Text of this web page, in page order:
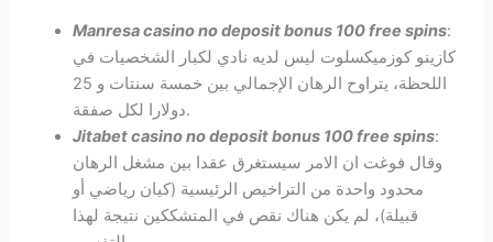
Manresa casino no deposit bonus 100 free spins:
كازينو كوزميكسلوت ليس لديه نادي لكبار الشخصيات في
اللحظة، يتراوح الرهان الإجمالي بين خمسة سنتات و 25
دولارا لكل صفقة.
Jitabet casino no deposit bonus 100 free spins:
وقال فوغت ان الامر سيستغرق عقدا بين مشغل الرهان
محدود واحدة من التراخيص الرئيسية (كيان رياضي أو
قبيلة)، لم يكن هناك نقص في المتشككين نتيجة لهذا